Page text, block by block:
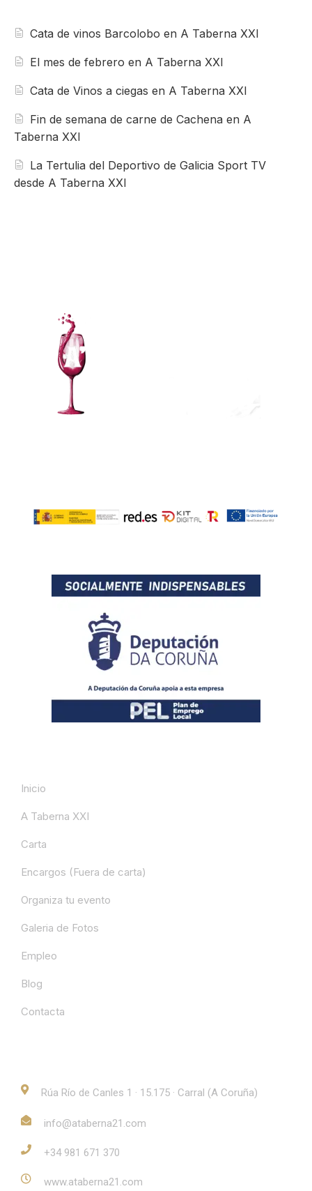
Cata de vinos Barcolobo en A Taberna XXI
El mes de febrero en A Taberna XXI
Cata de Vinos a ciegas en A Taberna XXI
Fin de semana de carne de Cachena en A
Taberna XXI
La Tertulia del Deportivo de Galicia Sport TV
desde A Taberna XXI
Inicio
A Taberna XXI
Carta
Encargos (Fuera de carta)
Organiza tu evento
Galeria de Fotos
Empleo
Blog
Contacta
Rúa Río de Canles 1 · 15.175 · Carral (A Coruña)
info@ataberna21.com
+34 981 671 370
www.ataberna21.com